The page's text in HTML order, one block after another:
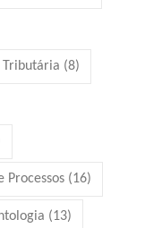
Tributária (8)
Processos (16)
(13)